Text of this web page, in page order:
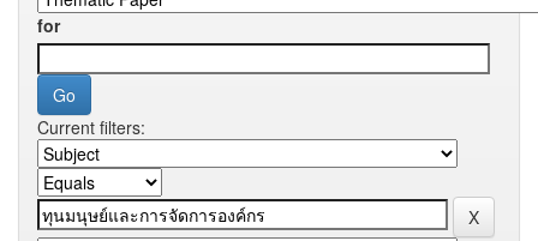
for
Current filters: